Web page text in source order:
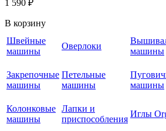
1 590 ₽
В корзину
Швейные
машины
Оверлоки
машины
Закрепочные
машины
Петельные
машины
машины
Колонковые
машины
Лапки и
приспособления
Иглы